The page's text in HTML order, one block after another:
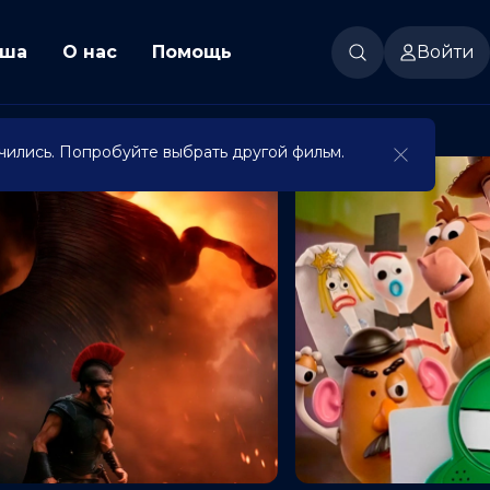
О нас Помощь Войти
Попробуйте выбрать другой фильм.